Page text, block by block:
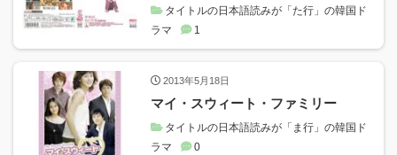
タイトルの日本語読みが「た行」の韓国ド
ラマ
1
2013年5月18日
マイ・スウィート・ファミリー
タイトルの日本語読みが「ま行」の韓国ド
ラマ
0